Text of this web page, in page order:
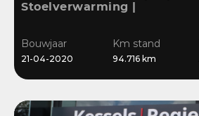
Stoelverwarming |
Navi
Bouwjaar
21-04-2020
Km stand
94.716 km